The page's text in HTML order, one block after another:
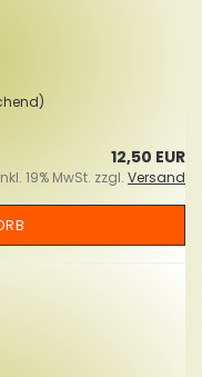
12,50 EUR
19% MwSt. zzgl. Versand